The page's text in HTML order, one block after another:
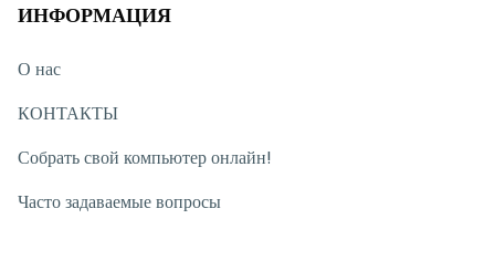
ИНФОРМАЦИЯ
О нас
КОНТАКТЫ
Собрать свой компьютер онлайн!
Часто задаваемые вопросы